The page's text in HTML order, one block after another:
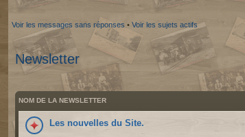
Voir les messages sans réponses • Voir les sujets actifs
Newsletter
NOM DE LA NEWSLETTER
Les nouvelles du Site.